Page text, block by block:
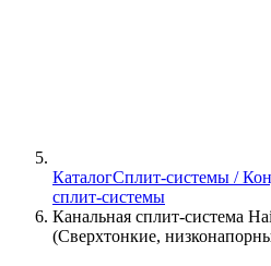
КаталогСплит-системы /
сплит-системы
Канальная сплит-система
(Сверхтонкие,